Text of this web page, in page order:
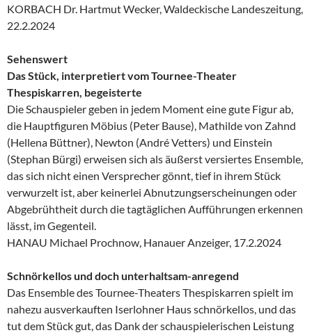
KORBACH Dr. Hartmut Wecker, Waldeckische Landeszeitung,
22.2.2024
Sehenswert
Das Stück, interpretiert vom Tournee-Theater
Thespiskarren, begeisterte
Die Schauspieler geben in jedem Moment eine gute Figur ab,
die Hauptfiguren Möbius (Peter Bause), Mathilde von Zahnd
(Hellena Büttner), Newton (André Vetters) und Einstein
(Stephan Bürgi) erweisen sich als äußerst versiertes Ensemble,
das sich nicht einen Versprecher gönnt, tief in ihrem Stück
verwurzelt ist, aber keinerlei Abnutzungserscheinungen oder
Abgebrühtheit durch die tagtäglichen Aufführungen erkennen
lässt, im Gegenteil.
HANAU Michael Prochnow, Hanauer Anzeiger, 17.2.2024
Schnörkellos und doch unterhaltsam-anregend
Das Ensemble des Tournee-Theaters Thespiskarren spielt im
nahezu ausverkauften Iserlohner Haus schnörkellos, und das
tut dem Stück gut, das Dank der schauspielerischen Leistung